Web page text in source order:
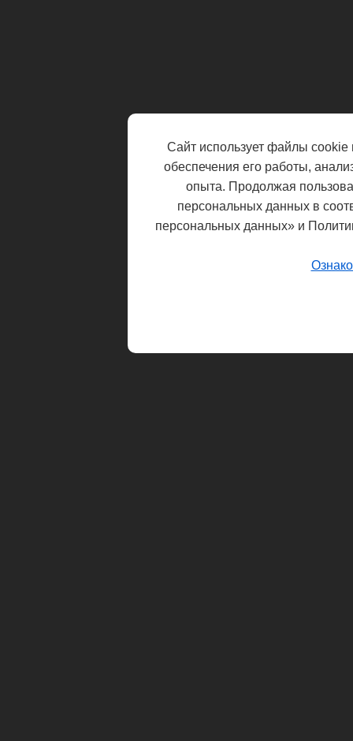
Сайт использует файлы cookie
обеспечения его работы,
опыта. Продолжая
персональных данных в
персональных данных» и